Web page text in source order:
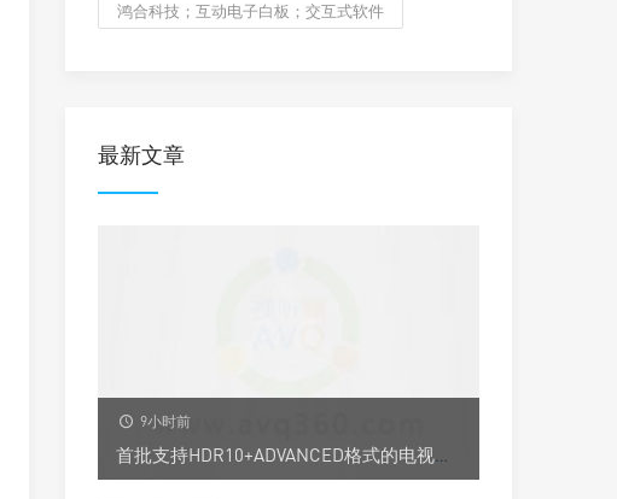
鸿合科技；互动电子白板；交互式软件
最新文章
9小时前